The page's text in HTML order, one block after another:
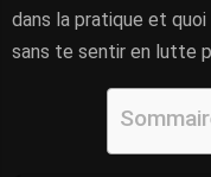
dans la pratique et
sans te sentir en lutte